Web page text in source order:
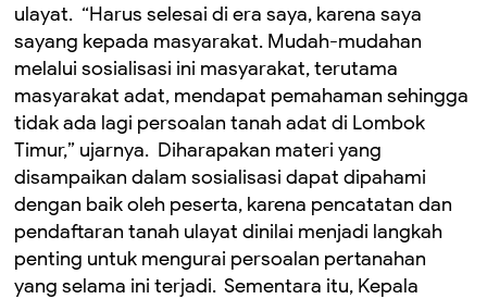
ulayat. ‎ ‎“Harus selesai di era saya, karena saya
sayang kepada masyarakat. Mudah-mudahan
melalui sosialisasi ini masyarakat, terutama
masyarakat adat, mendapat pemahaman sehingga
tidak ada lagi persoalan tanah adat di Lombok
Timur,” ujarnya. ‎ ‎Diharapakan materi yang
disampaikan dalam sosialisasi dapat dipahami
dengan baik oleh peserta, karena pencatatan dan
pendaftaran tanah ulayat dinilai menjadi langkah
penting untuk mengurai persoalan pertanahan
yang selama ini terjadi. ‎ ‎Sementara itu, Kepala